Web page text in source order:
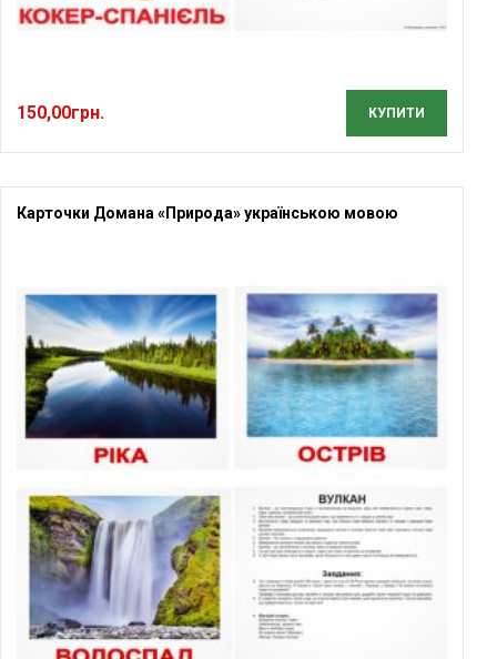
150,00грн. КУПИТИ
Карточки Домана «Природа» українською мовою